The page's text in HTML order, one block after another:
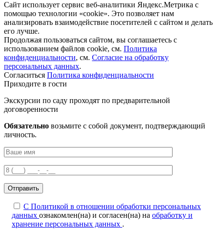
Сайт использует сервис веб-аналитики Яндекс.Метрика с
помощью технологии «cookie». Это позволяет нам
анализировать взаимодействие посетителей с сайтом и делать
его лучше.
Продолжая пользоваться сайтом, вы соглашаетесь с
использованием файлов соokіе, см. Политика
конфиденциальности, см. Согласие на обработку
персональных данных.
Согласиться Политика конфиденциальности
Приходите в гости
Экскурсии по саду проходят по предварительной
договоренности
Обязательно возьмите с собой документ, подтверждающий
личность.
С Политикой в отношении обработки персональных
данных ознакомлен(на) и согласен(на) на обработку и
хранение персональных данных .